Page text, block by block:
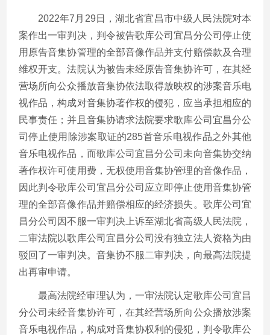
2022年7月29日，湖北省宜昌市中级人民法院对本
案作出一审判决，判令被告歌库公司宜昌分公司停止使
用原告音集协管理的全部音像作品并支付赔偿款及合理
维权开支。法院认为被告未经原告音集协许可，在其经
营场所向公众播放音集协依法取得放映权的涉案音乐电
视作品，构成对音集协著作权的侵犯，应当承担相应的
民事责任；并且音集协请求法院要求歌库公司宜昌分公
司停止使用除涉案取证的285首音乐电视作品之外其他
音乐电视作品，而歌库公司宜昌分公司未向音集协交纳
著作权许可使用费，无权使用音集协管理的音像作品，
因此判令歌库公司宜昌分公司应立即停止使用音集协管
理的全部音像作品并赔偿相应的经济损失。歌库公司宜
昌分公司因不服一审判决上诉至湖北省高级人民法院，
二审法院以歌库公司宜昌分公司没有独立法人资格为由
驳回了一审判决。音集协不服二审判决，向最高法院提
出再审申请。
最高法院经审理认为，一审法院认定歌库公司宜昌
分公司未经音集协许可，在其经营场所向公众播放涉案
音乐电视作品，构成对音集协权利的侵犯，判令歌库公